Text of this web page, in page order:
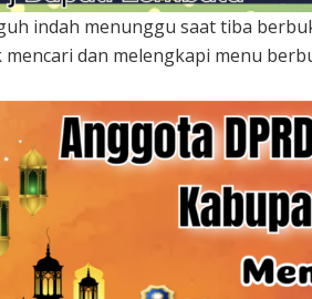
indah menunggu saat tiba
dan melengkapi menu